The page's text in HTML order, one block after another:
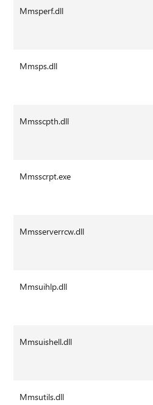
Mmsperf.dll
Mmsps.dll
Mmsscpth.dll
Mmsscrpt.exe
Mmsserverrcw.dll
Mmsuihlp.dll
Mmsuishell.dll
Mmsutils.dll